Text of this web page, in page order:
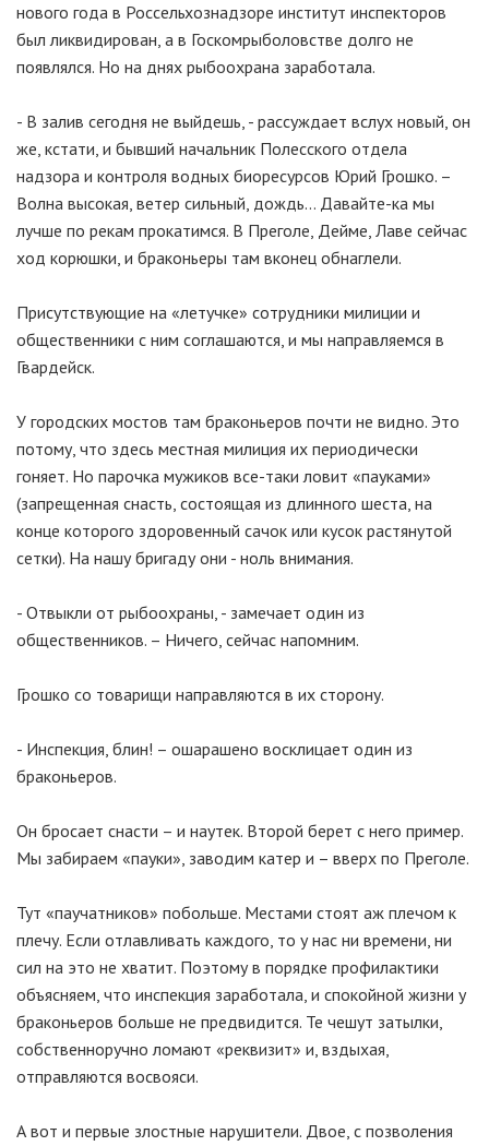
нового года в Россельхознадзоре институт инспекторов
был ликвидирован, а в Госкомрыболовстве долго не
появлялся. Но на днях рыбоохрана заработала.
- В залив сегодня не выйдешь, - рассуждает вслух новый, он
же, кстати, и бывший начальник Полесского отдела
надзора и контроля водных биоресурсов Юрий Грошко. –
Волна высокая, ветер сильный, дождь… Давайте-ка мы
лучше по рекам прокатимся. В Преголе, Дейме, Лаве сейчас
ход корюшки, и браконьеры там вконец обнаглели.
Присутствующие на «летучке» сотрудники милиции и
общественники с ним соглашаются, и мы направляемся в
Гвардейск.
У городских мостов там браконьеров почти не видно. Это
потому, что здесь местная милиция их периодически
гоняет. Но парочка мужиков все-таки ловит «пауками»
(запрещенная снасть, состоящая из длинного шеста, на
конце которого здоровенный сачок или кусок растянутой
сетки). На нашу бригаду они - ноль внимания.
- Отвыкли от рыбоохраны, - замечает один из
общественников. – Ничего, сейчас напомним.
Грошко со товарищи направляются в их сторону.
- Инспекция, блин! – ошарашено восклицает один из
браконьеров.
Он бросает снасти – и наутек. Второй берет с него пример.
Мы забираем «пауки», заводим катер и – вверх по Преголе.
Тут «паучатников» побольше. Местами стоят аж плечом к
плечу. Если отлавливать каждого, то у нас ни времени, ни
сил на это не хватит. Поэтому в порядке профилактики
объясняем, что инспекция заработала, и спокойной жизни у
браконьеров больше не предвидится. Те чешут затылки,
собственноручно ломают «реквизит» и, вздыхая,
отправляются восвояси.
А вот и первые злостные нарушители. Двое, с позволения